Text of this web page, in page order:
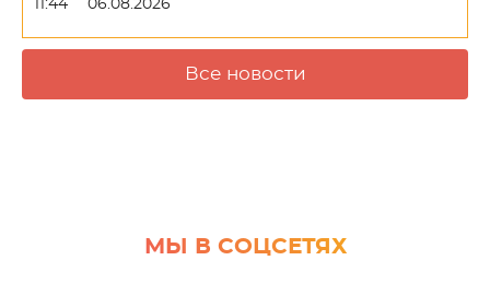
11:44 06.08.2026
Все новости
МЫ В СОЦСЕТЯХ